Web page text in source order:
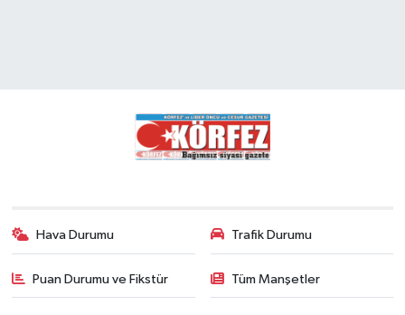
Hava Durumu Trafik Durumu
Puan Durumu ve Fikstür Tüm Manşetler